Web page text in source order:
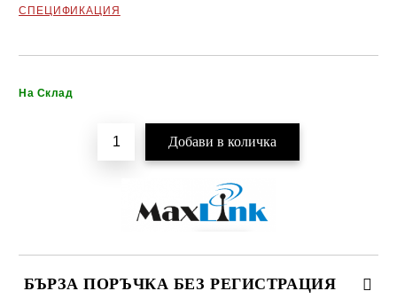
СПЕЦИФИКАЦИЯ
На Склад
БЪРЗА ПОРЪЧКА БЕЗ РЕГИСТРАЦИЯ